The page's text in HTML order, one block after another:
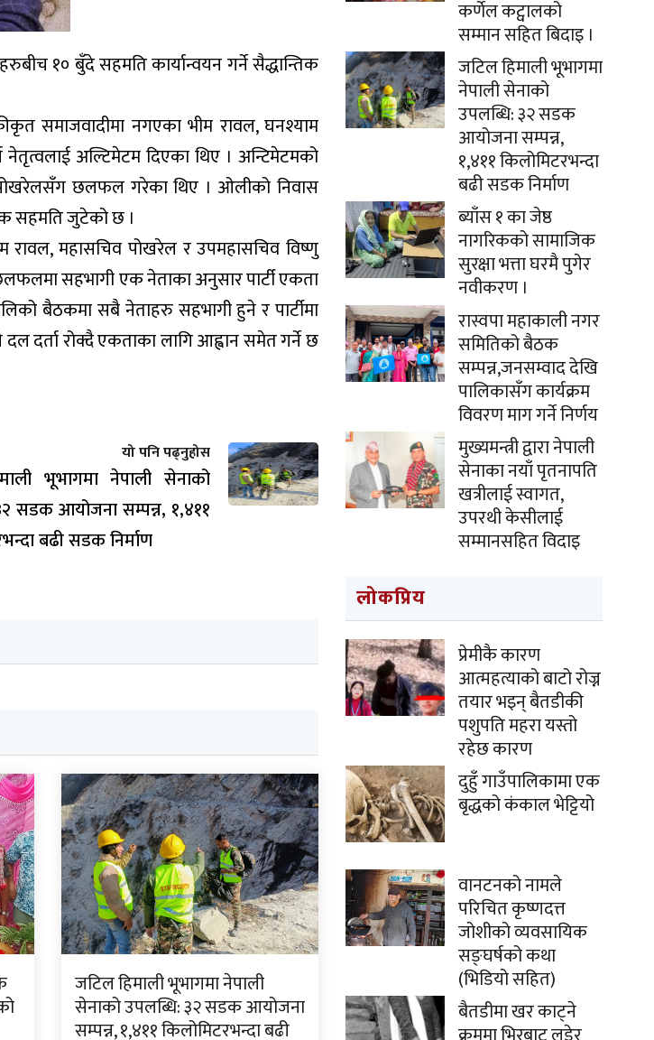
१० बुँदे सहमति कार्यान्वयन गर्ने सैद्धान्तिक
समाजवादीमा नगएका भीम रावल, घनश्याम
अल्टिमेटम दिएका थिए । अन्टिमेटमको
पोखरेलसँग छलफल गरेका थिए । ओलीको निवास
सहमति जुटेको छ ।
रावल, महासचिव पोखरेल र उपमहासचिव विष्णु
सहभागी एक नेताका अनुसार पार्टी एकता
बैठकमा सबै नेताहरु सहभागी हुने र पार्टीमा
दर्ता रोक्दै एकताका लागि आह्वान समेत गर्ने छ
यो पनि पढ्नुहोस
भूभागमा नेपाली सेनाको
सडक आयोजना सम्पन्न, १,४११
बढी सडक निर्माण
जटिल हिमाली भूभागमा नेपाली
सेनाको उपलब्धि: ३२ सडक आयोजना
सम्पन्न, १,४११ किलोमिटरभन्दा बढी
कर्णेल कट्वालको
सम्मान सहित बिदाइ ।
जटिल हिमाली भूभागमा
नेपाली सेनाको
उपलब्धि: ३२ सडक
आयोजना सम्पन्न,
१,४११ किलोमिटरभन्दा
बढी सडक निर्माण
ब्याँस १ का जेष्ठ
नागरिकको सामाजिक
सुरक्षा भत्ता घरमै पुगेर
नवीकरण ।
रास्वपा महाकाली नगर
समितिको बैठक
सम्पन्न,जनसम्वाद देखि
पालिकासँग कार्यक्रम
विवरण माग गर्ने निर्णय
मुख्यमन्त्री द्वारा नेपाली
सेनाका नयाँ पृतनापति
खत्रीलाई स्वागत,
उपरथी केसीलाई
सम्मानसहित विदाइ
लोकप्रिय
प्रेमीकै कारण
आत्महत्याको बाटो रोज्न
तयार भइन् बैतडीकी
पशुपति महरा यस्तो
रहेछ कारण
दुहुँ गाउँपालिकामा एक
बृद्धको कंकाल भेट्टियो
वानटनको नामले
परिचित कृष्णदत्त
जोशीको व्यवसायिक
सङ्घर्षको कथा
(भिडियो सहित)
बैतडीमा खर काट्ने